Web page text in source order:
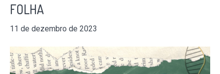
FOLHA
11 de dezembro de 2023